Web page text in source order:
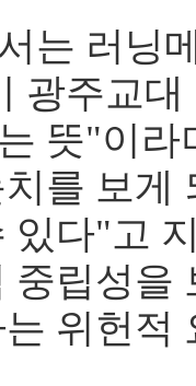
는 러닝
광주교
뜻"이
를 보게
있다"고
중립성을
위헌적